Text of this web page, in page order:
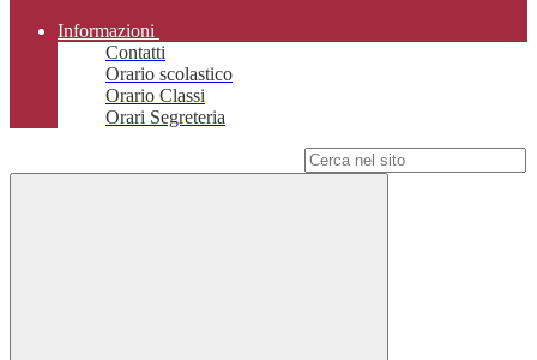
Informazioni
Contatti
Orario scolastico
Orario Classi
Orari Segreteria